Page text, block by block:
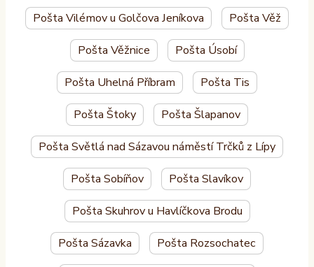
Pošta Vilémov u Golčova Jeníkova Pošta Věž
Pošta Věžnice Pošta Úsobí
Pošta Uhelná Příbram Pošta Tis
Pošta Štoky Pošta Šlapanov
Pošta Světlá nad Sázavou náměstí Trčků z Lípy
Pošta Sobíňov Pošta Slavíkov
Pošta Skuhrov u Havlíčkova Brodu
Pošta Sázavka Pošta Rozsochatec